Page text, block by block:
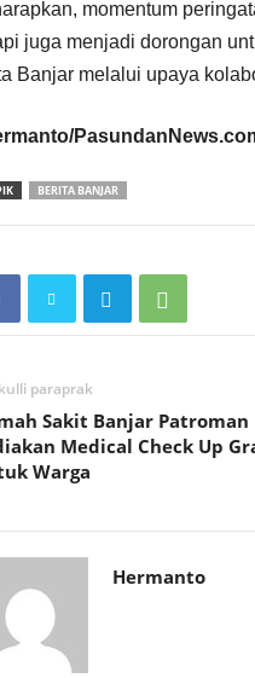
momentum
juga menjadi dorongan
Banjar melalui upaya
BERITA BANJAR
paraprak
Sakit Banjar Patroman
Medical Check Up
Warga
Hermanto